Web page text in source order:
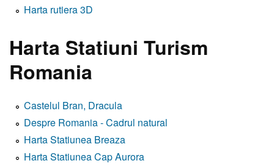
Harta rutiera 3D
Harta Statiuni Turism
Romania
Castelul Bran, Dracula
Despre Romania - Cadrul natural
Harta Statiunea Breaza
Harta Statiunea Cap Aurora